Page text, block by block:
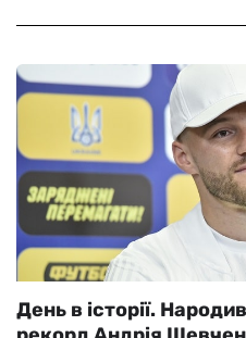
День в історії.